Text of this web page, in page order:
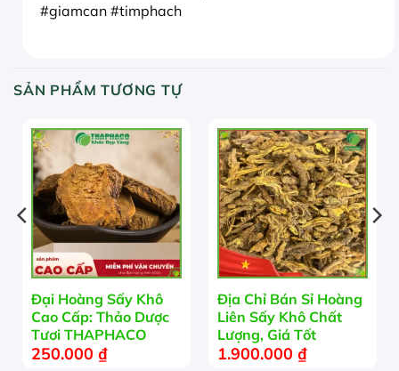
#giamcan #timphach
SẢN PHẨM TƯƠNG TỰ
Đại Hoàng Sấy Khô
Cao Cấp: Thảo Dược
Tươi THAPHACO
250.000 ₫
Địa Chỉ Bán Sỉ Hoàng
Liên Sấy Khô Chất
Lượng, Giá Tốt
1.900.000 ₫